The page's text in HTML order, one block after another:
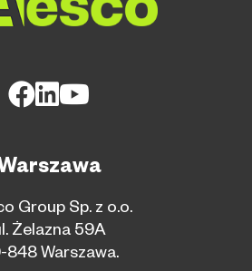
Group Sp. z o.o.
Żelazna 59A
848 Warszawa.